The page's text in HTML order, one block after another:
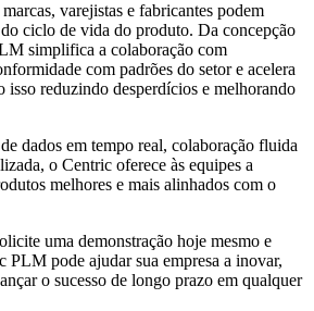
marcas, varejistas e fabricantes podem
ciclo de vida do produto. Da concepção
simplifica a colaboração com
com padrões do setor e acelera
reduzindo desperdícios e melhorando
dados em tempo real, colaboração fluida
o Centric oferece às equipes a
melhores e mais alinhados com o
uma demonstração hoje mesmo e
PLM pode ajudar sua empresa a inovar,
o sucesso de longo prazo em qualquer